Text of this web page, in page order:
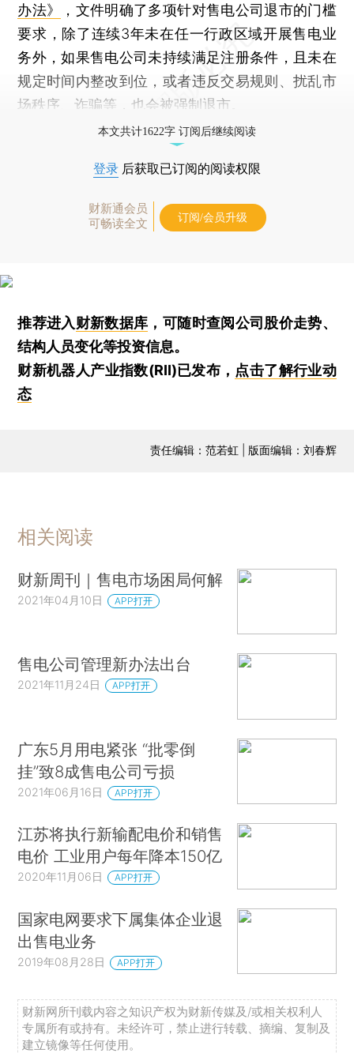
办法》
，文件明确了多项针对售电公司退市的门槛
要求，除了连续3年未在任一行政区域开展售电业
务外，如果售电公司未持续满足注册条件，且未在
规定时间内整改到位，或者违反交易规则、扰乱市
场秩序、诈骗等，也会被强制退市。
本文共计1622字 订阅后继续阅读
登录 后获取已订阅的阅读权限
财新通会员
可畅读全文
订阅/会员升级
推荐进入财新数据库 ，可随时查阅公司股价走势、
结构人员变化等投资信息。
财新机器人产业指数(RII)已发布， 点击了解行业动
态
责任编辑：范若虹 | 版面编辑：刘春辉
相关阅读
财新周刊｜售电市场困局何解
2021年04月10日 APP打开
售电公司管理新办法出台
2021年11月24日 APP打开
广东5月用电紧张 “批零倒
挂”致8成售电公司亏损
2021年06月16日 APP打开
江苏将执行新输配电价和销售
电价 工业用户每年降本150亿
2020年11月06日 APP打开
国家电网要求下属集体企业退
出售电业务
2019年08月28日 APP打开
财新网所刊载内容之知识产权为财新传媒及/或相关权利人
专属所有或持有。未经许可，禁止进行转载、摘编、复制及
建立镜像等任何使用。